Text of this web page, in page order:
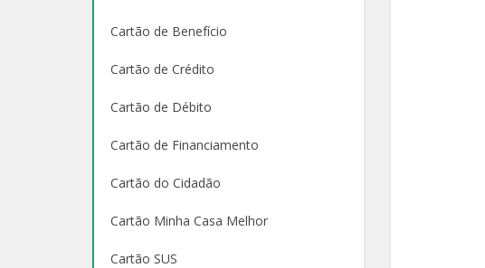
Cartão de Benefício
Cartão de Crédito
Cartão de Débito
Cartão de Financiamento
Cartão do Cidadão
Cartão Minha Casa Melhor
Cartão SUS